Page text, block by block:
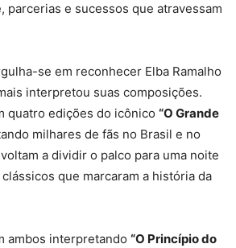
parcerias e sucessos que atravessam
se em reconhecer Elba Ramalho
interpretou suas composições.
quatro edições do icônico “O Grande
milhares de fãs no Brasil e no
a dividir o palco para uma noite
que marcaram a história da
ambos interpretando “O Princípio do